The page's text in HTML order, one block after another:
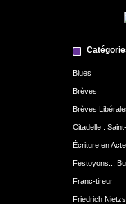
Blues
Brèves
Brèves
Citadelle :
Écriture en Acte
Festoyons...
Franc-tireur
Friedrich